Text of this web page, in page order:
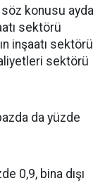
konusu ayda
sektörü
inşaatı sektörü
sektörü
da yüzde
0,9, bina dışı